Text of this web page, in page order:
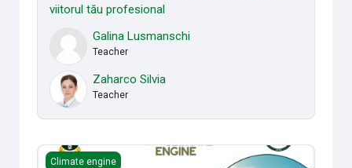
viitorul tău profesional
Galina Lusmanschi
Teacher
Zaharco Silvia
Teacher
TRANSFORMARE DIGITALĂ CU IMPACT SUSTENABIL
Climate engine